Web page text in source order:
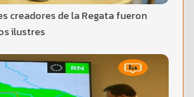
creadores de la Regata fueron
ilustres